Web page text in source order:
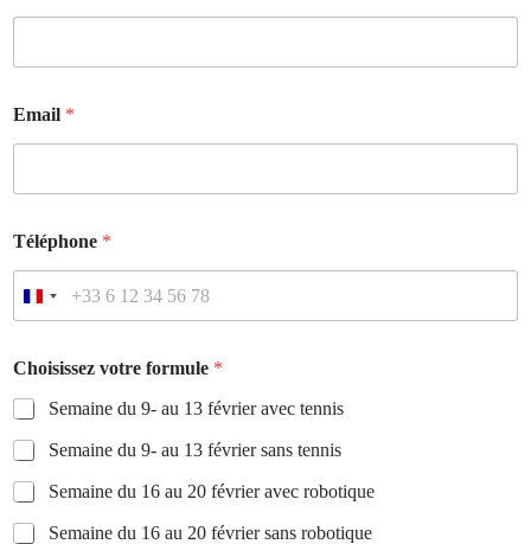
Email *
Téléphone *
F
c
e
3
3
o
m
f
o
r
m
u
l
Choisissez votre formule *
Semaine du 9- au 13 février avec tennis
Semaine du 9- au 13 février sans tennis
Semaine du 16 au 20 février avec robotique
Semaine du 16 au 20 février sans robotique